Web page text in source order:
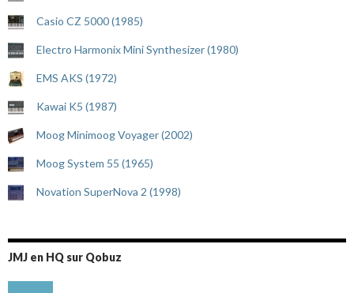
Casio CZ 5000 (1985)
Electro Harmonix Mini Synthesizer (1980)
EMS AKS (1972)
Kawai K5 (1987)
Moog Minimoog Voyager (2002)
Moog System 55 (1965)
Novation SuperNova 2 (1998)
JMJ en HQ sur Qobuz